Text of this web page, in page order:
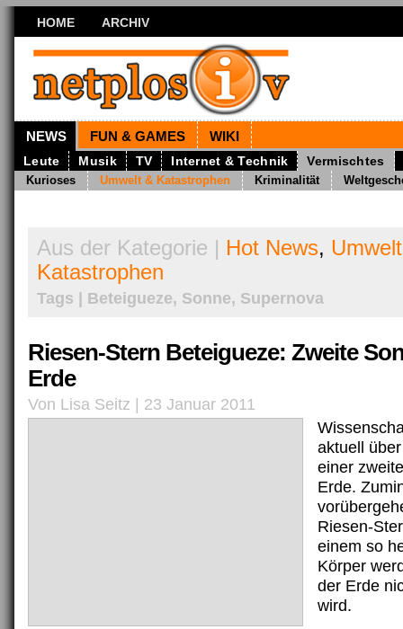
HOME ARCHIV
NEWS FUN & GAMES WIKI
Leute Musik TV Internet & Technik Vermischtes
Kurioses Umwelt & Katastrophen Kriminalität
Aus der Kategorie | Hot News,
Katastrophen
Tags | Beteigueze, Sonne, Supernova
Riesen-Stern Beteigueze: Zweite
Erde
Von Lisa Seitz | 23 Januar 2011
aktuell
einer
Erde.
Riesen-
einem so
Körper
der Erde
wird.